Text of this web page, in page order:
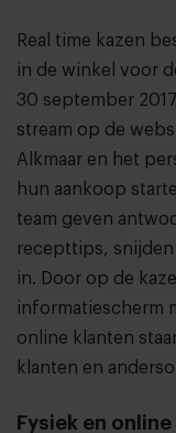
Real time kazen
in de winkel voor
30 september
stream op de
Alkmaar en het
hun aankoop
team geven
recepttips, snijden
in. Door op de
informatiescherm
online klanten
klanten en
Fysiek en